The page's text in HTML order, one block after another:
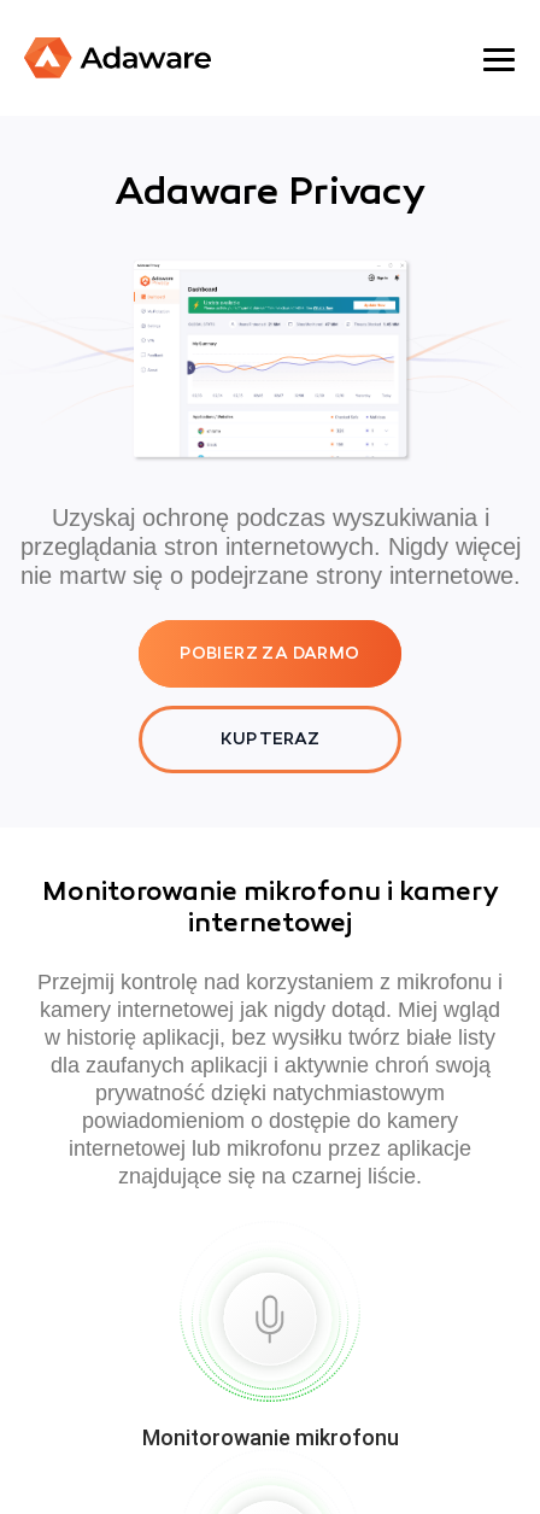
Adaware Privacy
Uzyskaj ochronę podczas wyszukiwania i
przeglądania stron internetowych. Nigdy więcej
nie martw się o podejrzane strony internetowe.
POBIERZ ZA DARMO
KUP TERAZ
Monitorowanie mikrofonu i kamery
internetowej
Przejmij kontrolę nad korzystaniem z mikrofonu i
kamery internetowej jak nigdy dotąd. Miej wgląd
w historię aplikacji, bez wysiłku twórz białe listy
dla zaufanych aplikacji i aktywnie chroń swoją
prywatność dzięki natychmiastowym
powiadomieniom o dostępie do kamery
internetowej lub mikrofonu przez aplikacje
znajdujące się na czarnej liście.
Monitorowanie mikrofonu